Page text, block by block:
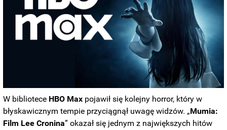
W bibliotece HBO Max pojawił się kolejny horror, który w
błyskawicznym tempie przyciągnął uwagę widzów. „Mumia:
Film Lee Cronina” okazał się jednym z największych hitów